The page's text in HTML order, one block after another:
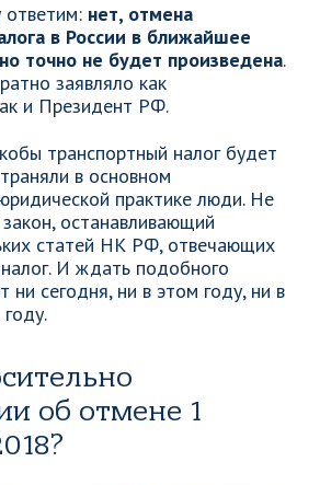
ответим: нет, отмена
в России в ближайшее
точно не будет произведена.
заявляло как
и Президент РФ.
транспортный налог будет
в основном
практике люди. Не
останавливающий
статей НК РФ, отвечающих
И ждать подобного
ни сегодня, ни в этом году, ни в
об отмене 1